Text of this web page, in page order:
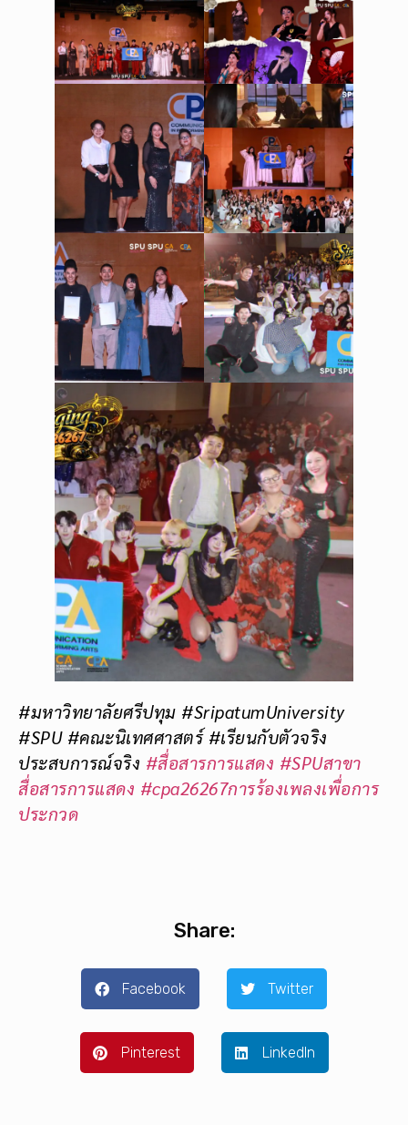
#มหาวิทยาลัยศรีปทุม #SripatumUniversity
#SPU #คณะนิเทศศาสตร์ #เรียนกับตัวจริง
ประสบการณ์จริง #สื่อสารการแสดง #SPUสาขา
สื่อสารการแสดง #cpa26267การร้องเพลงเพื่อการ
ประกวด
Share:
Facebook Twitter
Pinterest LinkedIn